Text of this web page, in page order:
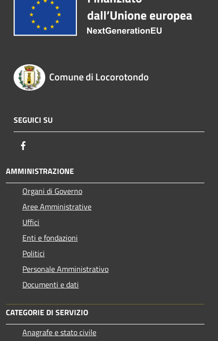
Comune di Locorotondo
SEGUICI SU
AMMINISTRAZIONE
Organi di Governo
Aree Amministrative
Uffici
Enti e fondazioni
Politici
Personale Amministrativo
Documenti e dati
CATEGORIE DI SERVIZIO
Anagrafe e stato civile